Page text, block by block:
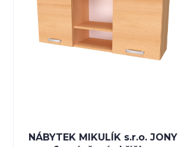
NÁBYTEK MIKULÍK s.r.o. JONY